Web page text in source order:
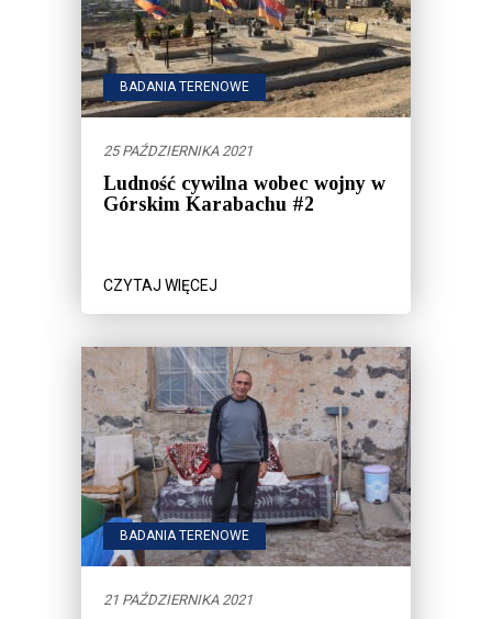
BADANIA TERENOWE
25 PAŹDZIERNIKA 2021
Ludność cywilna wobec wojny w
Górskim Karabachu #2
CZYTAJ WIĘCEJ
BADANIA TERENOWE
21 PAŹDZIERNIKA 2021